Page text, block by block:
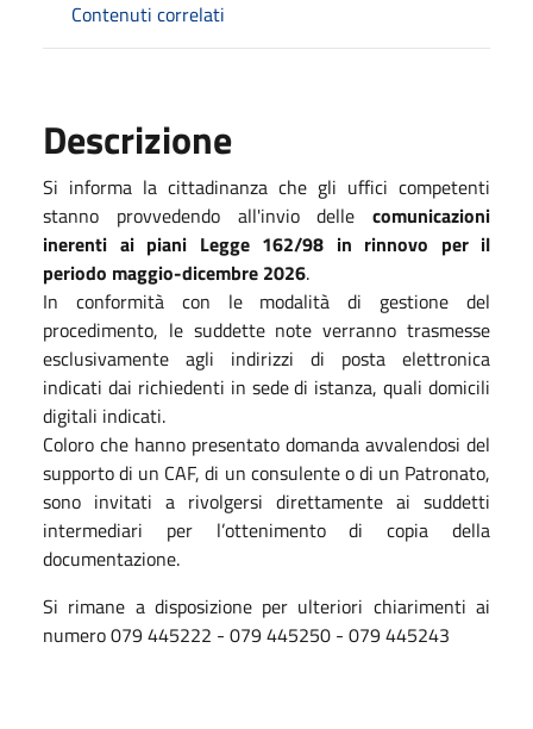
Contenuti correlati
Descrizione
Si informa la cittadinanza che gli uffici competenti
stanno provvedendo all'invio delle comunicazioni
inerenti ai piani Legge 162/98 in rinnovo per il
periodo maggio-dicembre 2026.
In conformità con le modalità di gestione del
procedimento, le suddette note verranno trasmesse
esclusivamente agli indirizzi di posta elettronica
indicati dai richiedenti in sede di istanza, quali domicili
digitali indicati.
Coloro che hanno presentato domanda avvalendosi del
supporto di un CAF, di un consulente o di un Patronato,
sono invitati a rivolgersi direttamente ai suddetti
intermediari per l’ottenimento di copia della
documentazione.
Si rimane a disposizione per ulteriori chiarimenti ai
numero 079 445222 - 079 445250 - 079 445243